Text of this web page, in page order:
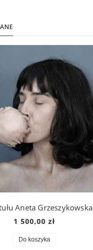
Aneta Grzeszykowska
1 500,00 zł
Do koszyka